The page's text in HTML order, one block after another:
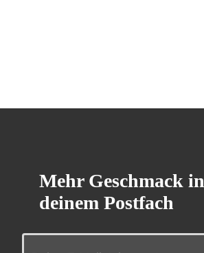
Mehr Geschmack in
deinem Postfach